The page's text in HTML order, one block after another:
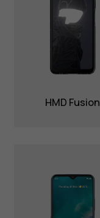
HMD Fusion